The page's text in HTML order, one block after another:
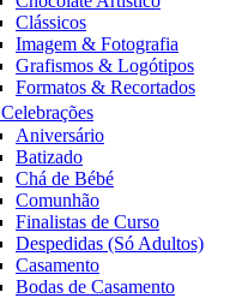
Clássicos
Imagem & Fotografia
Grafismos & Logótipos
Formatos & Recortados
Celebrações
Aniversário
Batizado
Chá de Bébé
Comunhão
Finalistas de Curso
Despedidas (Só Adultos)
Casamento
Bodas de Casamento